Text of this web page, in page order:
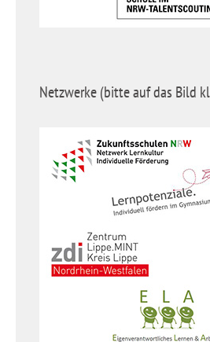
Netzwerke (bitte auf das Bild